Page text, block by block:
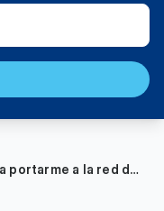
Requisitos para portarme a la red de Tigo